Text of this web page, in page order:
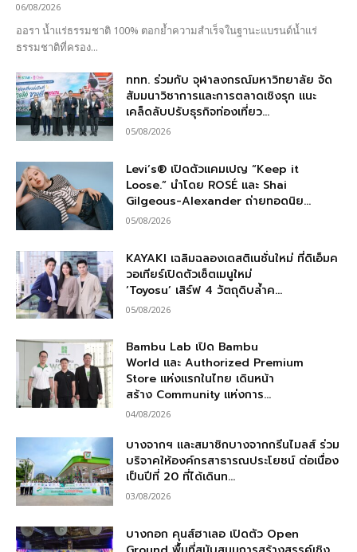
06/08/2026
ออรา น้ำแร่ธรรมชาติ 100% ตอกย้ำความสำเร็จในฐานะแบรนด์น้ำแร่
ธรรมชาติที่ครอง...
ททท. ร่วมกับ จุฬาลงกรณ์มหาวิทยาลัย จัด
สัมมนาวิชาการและการตลาดเชิงรุก แนะ
เคล็ดลับปรับธุรกิจท่องเที่ยว...
05/08/2026
Levi’s® เปิดตัวแคมเปญ “Keep it
Loose.” นำโดย ROSÉ และ Shai
Gilgeous-Alexander ถ่ายทอดนิย...
05/08/2026
KAYAKI เฉลิมฉลองเดสติเนชั่นใหม่ ที่ดิเอ็มค
วอเทียร์เปิดตัวเซ็ตเมนูใหม่
‘Toyosu’ เสิร์ฟ 4 วัตถุดิบล้ำค...
05/08/2026
Bambu Lab เปิด Bambu
World และ Authorized Premium
Store แห่งแรกในไทย เดินหน้า
สร้าง Community แห่งการ...
04/08/2026
บางจากฯ และสมาชิกบางจากกรีนไมลส์ ร่วม
บริจาคให้องค์กรสาธารณประโยชน์ ต่อเนื่อง
เป็นปีที่ 20 ที่ได้เดินท...
03/08/2026
บางกอก คุนส์ฮาเลอ เปิดตัว Open